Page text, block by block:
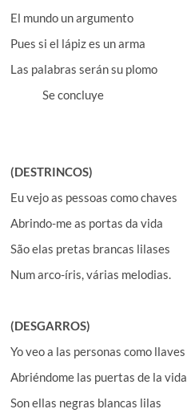
El mundo un argumento
Pues si el lápiz es un arma
Las palabras serán su plomo
Se concluye
(DESTRINCOS)
Eu vejo as pessoas como chaves
Abrindo-me as portas da vida
São elas pretas brancas lilases
Num arco-íris, várias melodias.
(DESGARROS)
Yo veo a las personas como llaves
Abriéndome las puertas de la vida
Son ellas negras blancas lilas